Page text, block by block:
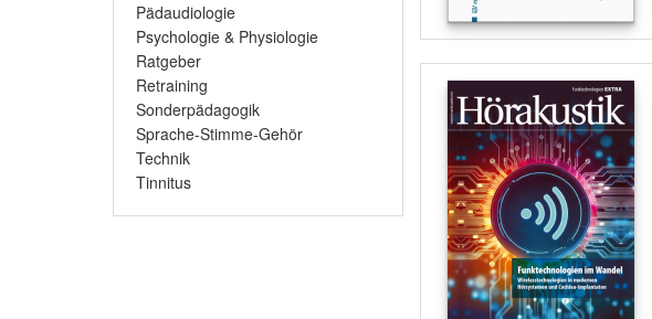
Pädaudiologie
Psychologie & Physiologie
Ratgeber
Retraining
Sonderpädagogik
Sprache-Stimme-Gehör
Technik
Tinnitus